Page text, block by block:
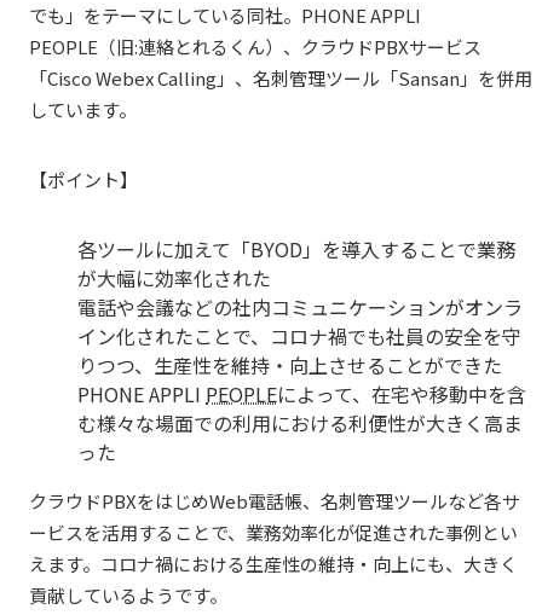
でも」をテーマにしている同社。PHONEAPPLI
PEOPLE （旧:連絡とれるくん）、クラウドPBXサービス
「Cisco Webex Calling」、名刺管理ツール「Sansan」を併用
しています。
【ポイント】
各ツールに加えて「BYOD」を導入することで業務
が大幅に効率化された
電話や会議などの社内コミュニケーションがオンラ
イン化されたことで、コロナ禍でも社員の安全を守
りつつ、生産性を維持・向上させることができた
PHONE APPLI PEOPLEによって、在宅や移動中を含
む様々な場面での利用における利便性が大きく高ま
った
クラウドPBXをはじめWeb電話帳、名刺管理ツールなど各サ
ービスを活用することで、業務効率化が促進された事例とい
えます。コロナ禍における生産性の維持・向上にも、大きく
貢献しているようです。